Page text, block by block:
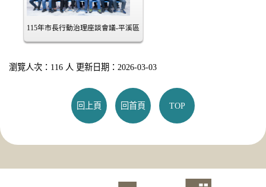
115年市長行動治理座談會議-平溪區
瀏覽人次：116 人 更新日期：2026-03-03
回上頁 回首頁 TOP